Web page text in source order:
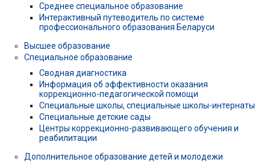
Среднее специальное образование
Интерактивный путеводитель по системе
профессионального образования Беларуси
Высшее образование
Специальное образование
Сводная диагностика
Информация об эффективности оказания
коррекционно-педагогической помощи
Специальные школы, специальные школы-интернаты
Специальные детские сады
Центры коррекционно-развивающего обучения и
реабилитации
Дополнительное образование детей и молодежи